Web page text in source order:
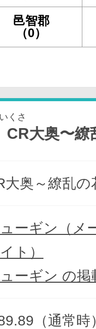
邑智郡
（0）
くさ
奥〜繚乱の
大奥～繚乱の
ーギン（メ
ト）
ーギン の掲
（通常時